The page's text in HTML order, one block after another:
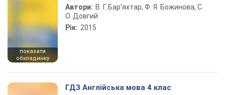
показати
обкладинку
Автори: В. Г. Бар’яхтар, Ф. Я. Божинова, С.
О. Довгий
Рік: 2015
ГДЗ Англійська мова 4 клас